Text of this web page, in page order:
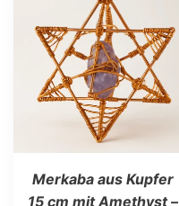
Merkaba aus Kupfer
15 cm mit Amethyst –